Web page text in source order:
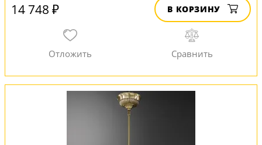
14 748 ₽ В КОРЗИНУ